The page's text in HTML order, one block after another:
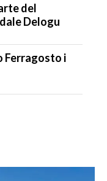
del
Delogu
Ferragosto i